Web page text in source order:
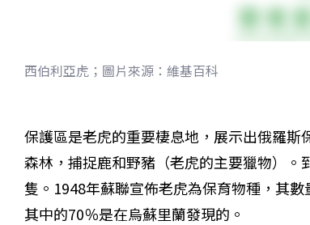
西伯利亞虎；圖片來源：維基百科
保護區是老虎的重要棲息地，展示出俄羅
森林，捕捉鹿和野豬（老虎的主要獵物）
隻。1948年蘇聯宣佈老虎為保育物種，其
其中的70％是在烏蘇里蘭發現的。